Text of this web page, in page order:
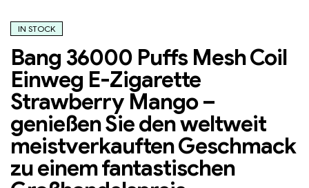
IN STOCK
Bang 36000 Puffs Mesh Coil
Einweg E-Zigarette
Strawberry Mango –
genießen Sie den weltweit
meistverkauften Geschmack
zu einem fantastischen